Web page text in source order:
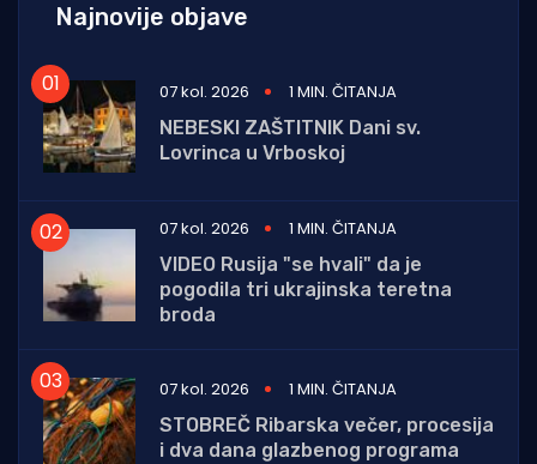
Najnovije objave
07 kol. 2026
1 MIN. ČITANJA
NEBESKI ZAŠTITNIK Dani sv.
Lovrinca u Vrboskoj
07 kol. 2026
1 MIN. ČITANJA
VIDEO Rusija "se hvali" da je
pogodila tri ukrajinska teretna
broda
07 kol. 2026
1 MIN. ČITANJA
STOBREČ Ribarska večer, procesija
i dva dana glazbenog programa